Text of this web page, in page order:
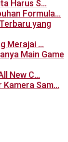
Harus S…
Formula…
Merajai …
Main Game
New C…
Kamera Sam…